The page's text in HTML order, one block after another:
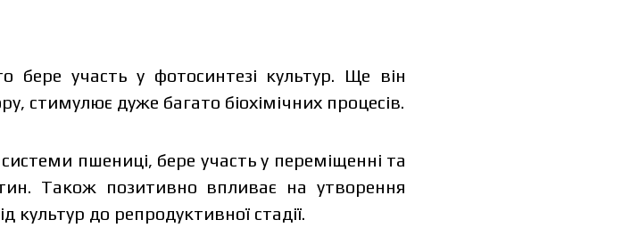
бере участь у фотосинтезі культур. Ще він
стимулює дуже багато біохімічних процесів.
пшениці, бере участь у переміщенні та
Також позитивно впливає на утворення
культур до репродуктивної стадії.